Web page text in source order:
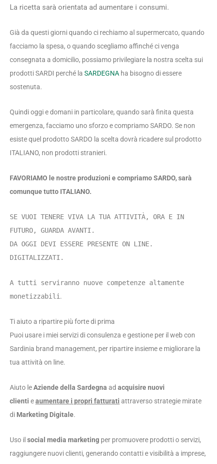
La ricetta sarà orientata ad aumentare i consumi.
Già da questi giorni quando ci rechiamo al supermercato, quando
facciamo la spesa, o quando scegliamo affinché ci venga
consegnata a domicilio, possiamo privilegiare la nostra scelta sui
prodotti SARDI perché la SARDEGNA ha bisogno di essere
sostenuta.
Quindi oggi e domani in particolare, quando sarà finita questa
emergenza, facciamo uno sforzo e compriamo SARDO. Se non
esiste quel prodotto SARDO la scelta dovrà ricadere sul prodotto
ITALIANO, non prodotti stranieri.
FAVORIAMO le nostre produzioni e compriamo SARDO, sarà
comunque tutto ITALIANO.
SE VUOI TENERE VIVA LA TUA ATTIVITÀ, ORA E IN
FUTURO, GUARDA AVANTI.
DA OGGI DEVI ESSERE PRESENTE ON LINE.
DIGITALIZZATI.
A tutti serviranno nuove competenze altamente
monetizzabili .
Ti aiuto a ripartire più forte di prima
Puoi usare i miei servizi di consulenza e gestione per il web con
Sardinia brand management, per ripartire insieme e migliorare la
tua attività on line.
Aiuto leAziende della Sardegna ad acquisire nuovi
clienti eaumentare i propri fatturati attraverso strategie mirate
di Marketing Digitale.
Uso il social media marketing per promuovere prodotti o servizi,
raggiungere nuovi clienti, generando contatti e visibilità a imprese,